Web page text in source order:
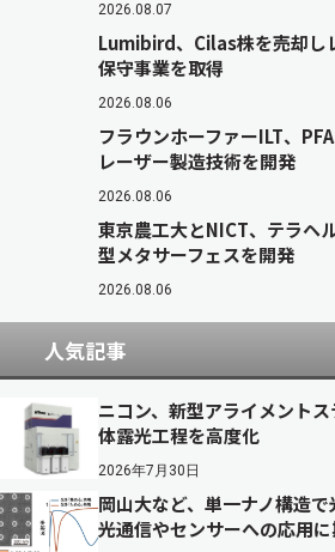
2026.08.07
Lumibird、Cilas株を売却し
保守事業を取得
2026.08.06
フラウンホーファーILT、
レーザー製造技術を開発
2026.08.06
東京農工大とNICT、テラヘ
型メタサーフェスを開発
2026.08.06
人気記事
ニコン、新型アライメント
体露光工程を高度化
2026年7月30日
岡山大など、単一ナノ構造
光通信やセンサーへの応用